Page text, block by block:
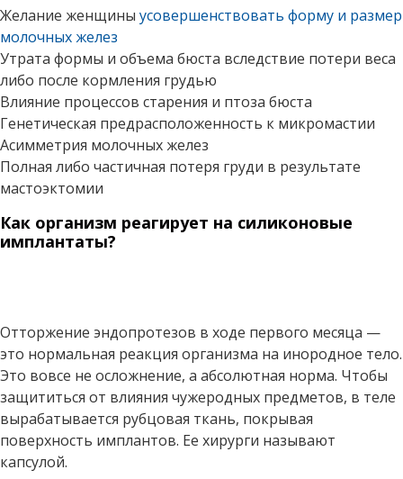
Желание женщины усовершенствовать форму и размер
молочных желез
Утрата формы и объема бюста вследствие потери веса
либо после кормления грудью
Влияние процессов старения и птоза бюста
Генетическая предрасположенность к микромастии
Асимметрия молочных желез
Полная либо частичная потеря груди в результате
мастоэктомии
Как организм реагирует на силиконовые
имплантаты?
Отторжение эндопротезов в ходе первого месяца —
это нормальная реакция организма на инородное тело.
Это вовсе не осложнение, а абсолютная норма. Чтобы
защититься от влияния чужеродных предметов, в теле
вырабатывается рубцовая ткань, покрывая
поверхность имплантов. Ее хирурги называют
капсулой.